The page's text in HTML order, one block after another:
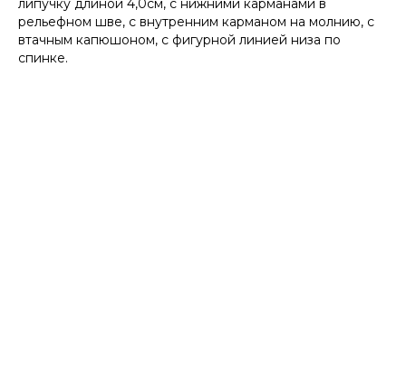
рельефном шве, с внутренним карманом на молнию, с
втачным капюшоном, с фигурной линией низа по
спинке.